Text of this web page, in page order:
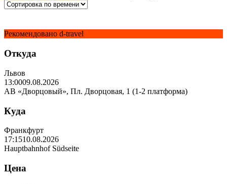
Рекомендовано d-travel
Откуда
Львов
13:0009.08.2026
АВ «Дворцовый», Пл. Дворцовая, 1 (1-2 платформа)
Куда
Франкфурт
17:1510.08.2026
Hauptbahnhof Südseite
Цена